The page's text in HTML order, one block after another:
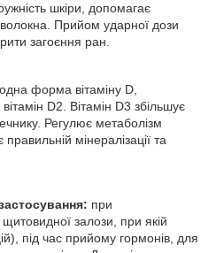
шкіри, допомагає
волокна. Прийом ударної дози
загоєння ран.
форма вітаміну D,
D2. Вітамін D3 збільшує
Регулює метаболізм
мінералізації та
при
щитовидної залози, при якій
під час прийому гормонів, для